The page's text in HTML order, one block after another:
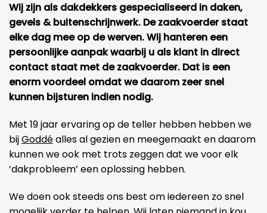
Wij zijn als dakdekkers gespecialiseerd in daken,
gevels & buitenschrijnwerk. De zaakvoerder staat
elke dag mee op de werven. Wij hanteren een
persoonlijke aanpak waarbij u als klant in direct
contact staat met de zaakvoerder. Dat is een
enorm voordeel omdat we daarom zeer snel
kunnen bijsturen indien nodig.
Met 19 jaar ervaring op de teller hebben hebben we
bijGoddéalles al gezien en meegemaakt en daarom
kunnen we ook met trots zeggen dat we voor elk
‘dakprobleem’ een oplossing hebben.
We doen ook steeds ons best om iedereen zo snel